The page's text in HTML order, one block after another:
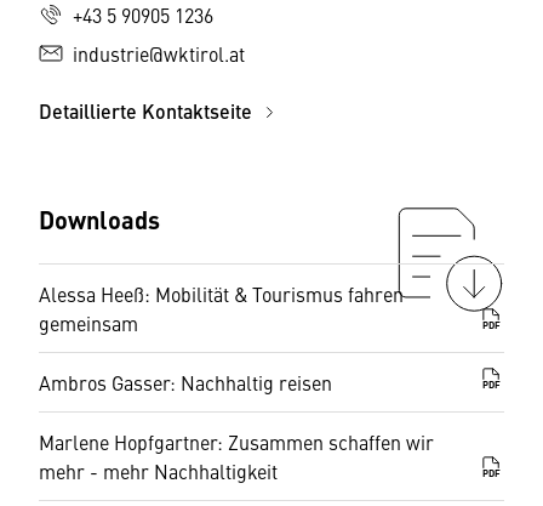
+43 5 90905 1236
industrie@wktirol.at
Detaillierte Kontaktseite
Downloads
Alessa Heeß: Mobilität & Tourismus fahren
gemeinsam
PDF
Ambros Gasser: Nachhaltig reisen PDF
Marlene Hopfgartner: Zusammen schaffen wir
mehr - mehr Nachhaltigkeit
PDF